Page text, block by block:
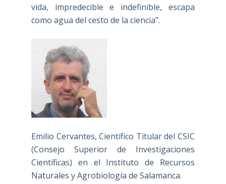
vida, impredecible e indefinible, escapa
como agua del cesto de la ciencia".
Emilio Cervantes, Científico Titular del CSIC
(Consejo Superior de Investigaciones
Científicas) en el Instituto de Recursos
Naturales y Agrobiología de Salamanca.